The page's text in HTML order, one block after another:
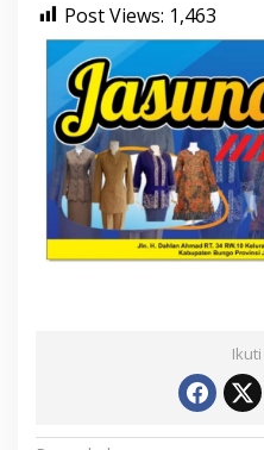
Post Views: 1,463